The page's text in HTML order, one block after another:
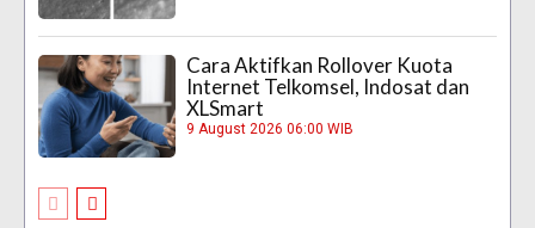
Cara Aktifkan Rollover Kuota
Internet Telkomsel, Indosat dan
XLSmart
9 August 2026 06:00 WIB